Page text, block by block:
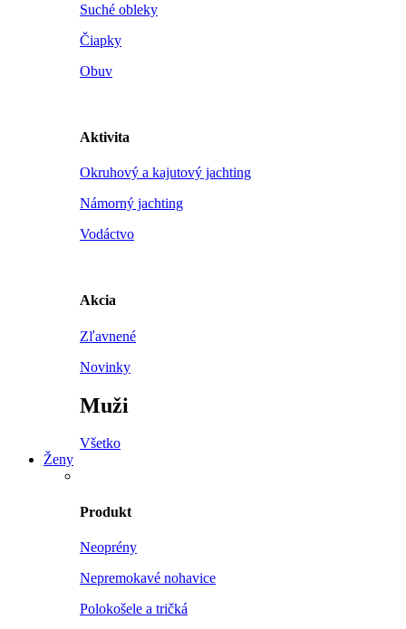
Suché obleky
Čiapky
Obuv
Aktivita
Okruhový a kajutový jachting
Námorný jachting
Vodáctvo
Akcia
Zľavnené
Novinky
Muži
Všetko
Ženy
Produkt
Neoprény
Nepremokavé nohavice
Polokošele a tričká